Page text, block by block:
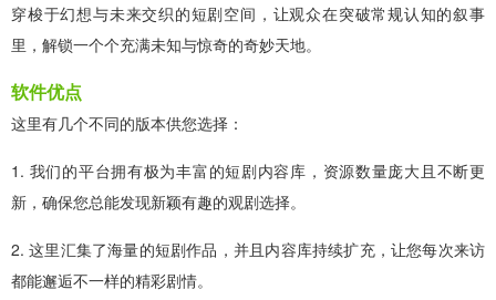
穿梭于幻想与未来交织的短剧空间，让观众在突破常规认知的叙事
里，解锁一个个充满未知与惊奇的奇妙天地。
软件优点
这里有几个不同的版本供您选择：
1. 我们的平台拥有极为丰富的短剧内容库，资源数量庞大且不断更
新，确保您总能发现新颖有趣的观剧选择。
2. 这里汇集了海量的短剧作品，并且内容库持续扩充，让您每次来访
都能邂逅不一样的精彩剧情。